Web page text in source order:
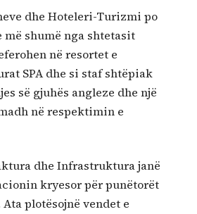
dhe Hoteleri-Turizmi po
shumë nga shtetasit
në resortet e
SPA dhe si staf shtëpiak
së gjuhës angleze dhe një
në respektimin e
dhe Infrastruktura janë
kryesor për punëtorët
plotësojnë vendet e